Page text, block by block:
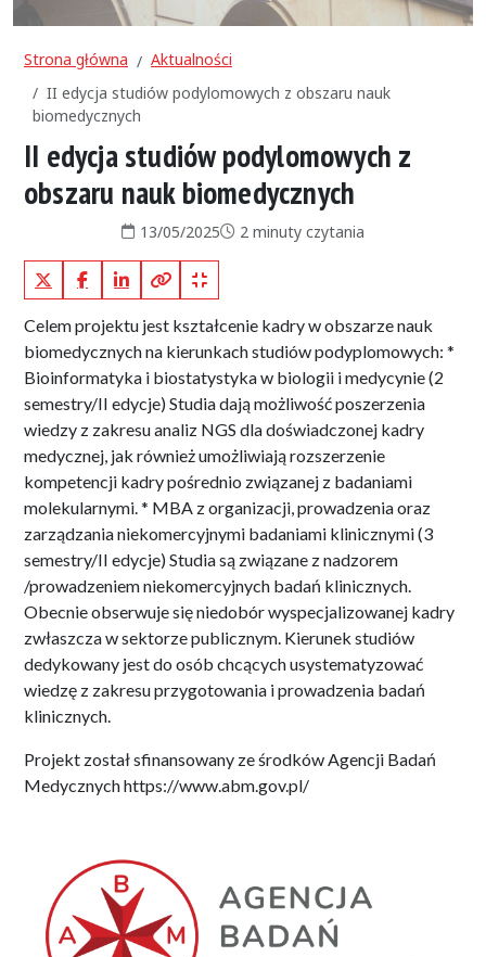
Strona główna
Aktualności
II edycja studiów podylomowych z obszaru nauk
biomedycznych
II edycja studiów podylomowych z
obszaru nauk biomedycznych
Data publikacji:
13/05/2025Czas czytania:
2 minuty czytania
X (Twitter)FacebookLinkedInKopiuj pełny link
Kopiuj krótki link
Celem projektu jest kształcenie kadry w obszarze nauk
biomedycznych na kierunkach studiów podyplomowych: *
Bioinformatyka i biostatystyka w biologii i medycynie (2
semestry/II edycje) Studia dają możliwość poszerzenia
wiedzy z zakresu analiz NGS dla doświadczonej kadry
medycznej, jak również umożliwiają rozszerzenie
kompetencji kadry pośrednio związanej z badaniami
molekularnymi. * MBA z organizacji, prowadzenia oraz
zarządzania niekomercyjnymi badaniami klinicznymi (3
semestry/II edycje) Studia są związane z nadzorem
/prowadzeniem niekomercyjnych badań klinicznych.
Obecnie obserwuje się niedobór wyspecjalizowanej kadry
zwłaszcza w sektorze publicznym. Kierunek studiów
dedykowany jest do osób chcących usystematyzować
wiedzę z zakresu przygotowania i prowadzenia badań
klinicznych.
Projekt został sfinansowany ze środków Agencji Badań
Medycznych https://www.abm.gov.pl/